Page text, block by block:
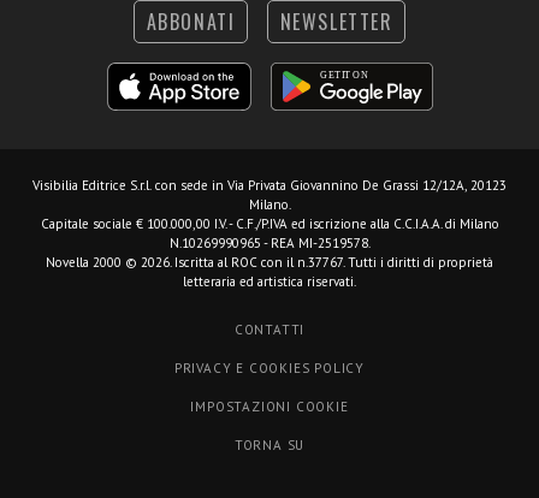
ABBONATI NEWSLETTER
Visibilia Editrice S.r.l. con sede in Via Privata Giovannino De Grassi 12/12A, 20123
Milano.
Capitale sociale € 100.000,00 I.V. - C.F./P.IVA ed iscrizione alla C.C.I.A.A. di Milano
N.10269990965 - REA MI-2519578.
Novella 2000 © 2026. Iscritta al ROC con il n.37767. Tutti i diritti di proprietà
letteraria ed artistica riservati.
CONTATTI
PRIVACY E COOKIES POLICY
IMPOSTAZIONI COOKIE
TORNA SU